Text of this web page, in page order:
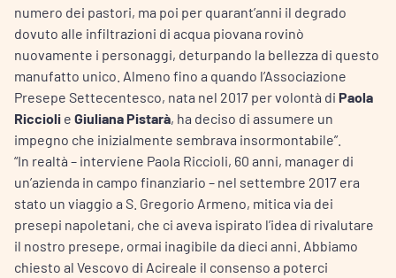
numero dei pastori, ma poi per quarant’anni il degrado
dovuto alle infiltrazioni di acqua piovana rovinò
nuovamente i personaggi, deturpando la bellezza di questo
manufatto unico. Almeno fino a quando l’Associazione
Presepe Settecentesco, nata nel 2017 per volontà di Paola
Riccioli e Giuliana Pistarà, ha deciso di assumere un
impegno che inizialmente sembrava insormontabile”.
“In realtà – interviene Paola Riccioli, 60 anni, manager di
un’azienda in campo finanziario – nel settembre 2017 era
stato un viaggio a S. Gregorio Armeno, mitica via dei
presepi napoletani, che ci aveva ispirato l’idea di rivalutare
il nostro presepe, ormai inagibile da dieci anni. Abbiamo
chiesto al Vescovo di Acireale il consenso a poterci